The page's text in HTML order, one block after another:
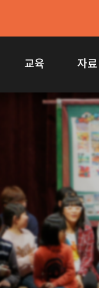
교육 자료